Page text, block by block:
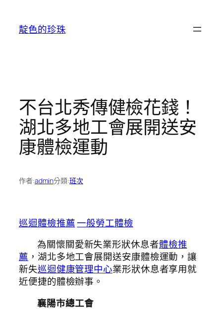
靛色的珍珠
不台北秀傳健檢花錢！
湖北多地工會展開送安
康體檢運動
作者:admin分類:班次
巡迴體檢推薦一般勞工體檢
為關懷關愛新失業形狀休息者體檢推
薦 ，湖北多地工會展開送安康體檢運動，讓
新失巡迴健康管理中心業形狀休息者享用就
近便捷的體檢辦事。
襄陽市總工會